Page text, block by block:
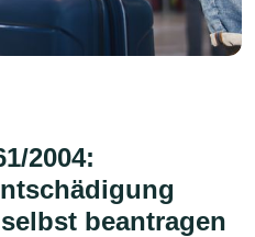
2004:
beantragen